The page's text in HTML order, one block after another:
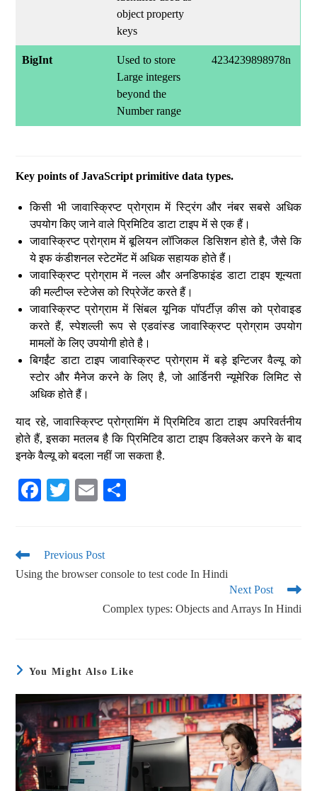
object property
keys
BigInt
Used to store
Large integers
beyond the
Number range
4234239898978n
Key points of JavaScript primitive data types.
किसी भी जावास्क्रिप्ट प्रोग्राम में स्ट्रिंग और नंबर सबसे अधिक
उपयोग किए जाने वाले प्रिमिटिव डाटा टाइप में से एक हैं।
जावास्क्रिप्ट प्रोग्राम में बूलियन लॉजिकल डिसिशन होते है, जैसे कि
ये इफ कंडीशनल स्टेटमेंट में अधिक सहायक होते हैं।
जावास्क्रिप्ट प्रोग्राम में नल्ल और अनडिफाइंड डाटा टाइप शून्यता
की मल्टीप्ल स्टेजेस को रिप्रेजेंट करते हैं।
जावास्क्रिप्ट प्रोग्राम में सिंबल यूनिक पॉपर्टीज़ कीस को प्रोवाइड
करते हैं, स्पेशल्ली रूप से एडवांस्ड जावास्क्रिप्ट प्रोग्राम उपयोग
मामलों के लिए उपयोगी होते है।
बिगईंट डाटा टाइप जावास्क्रिप्ट प्रोग्राम में बड़े इन्टिजर वैल्यू को
स्टोर और मैनेज करने के लिए है, जो आर्डिनरी न्यूमेरिक लिमिट से
अधिक होते हैं।
याद रहे, जावास्क्रिप्ट प्रोग्रामिंग में प्रिमिटिव डाटा टाइप अपरिवर्तनीय
होते हैं, इसका मतलब है कि प्रिमिटिव डाटा टाइप डिक्लेअर करने के बाद
इनके वैल्यू को बदला नहीं जा सकता है.
Fa
ok
T
r
E
Previous Post
Using the browser console to test code In Hindi
Next Post
Complex types: Objects and Arrays In Hindi
You Might Also Like